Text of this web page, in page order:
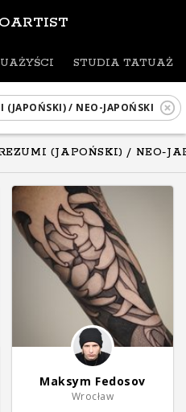
STUDIA TATUAŻU
(JAPOŃSKI) / NEO-JAPOŃSKI
(JAPOŃSKI) / NEO-
Maksym Fedosov
Wrocław